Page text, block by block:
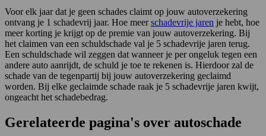
Voor elk jaar dat je geen schades claimt op jouw autoverzekering
ontvang je 1 schadevrij jaar. Hoe meerschadevrije jaren je hebt, hoe
meer korting je krijgt op de premie van jouw autoverzekering. Bij
het claimen van een schuldschade val je 5 schadevrije jaren terug.
Een schuldschade wil zeggen dat wanneer je per ongeluk tegen een
andere auto aanrijdt, de schuld je toe te rekenen is. Hierdoor zal de
schade van de tegenpartij bij jouw autoverzekering geclaimd
worden. Bij elke geclaimde schade raak je 5 schadevrije jaren kwijt,
ongeacht het schadebedrag.
Gerelateerde pagina's over autoschade